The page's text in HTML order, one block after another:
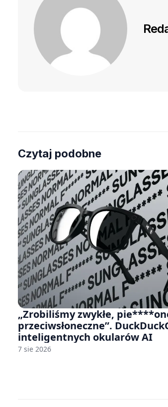
Czytaj podobne
„Zrobiliśmy zwykłe,
przeciwsłoneczne”.
inteligentnych okularów AI
7 sie 2026